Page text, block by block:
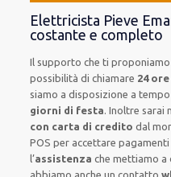
Elettricista Pieve
costante e completo
Il supporto che tiproponiamo
possibilità di chiamare 24 ore
siamo a disposizione a
giorni di festa.Inoltre sarai
con carta di credito dal
POSper accettare
l’assistenza che mettiamo a
abbiamo anche uncontatto